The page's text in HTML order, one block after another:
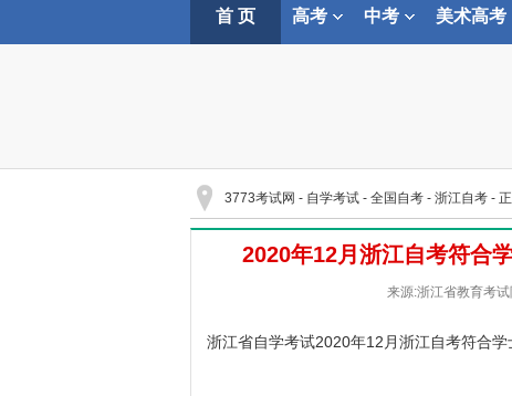
首 页 高考 中考 美术高考
3773考试网 - 自学考试 - 全国自考 - 浙江自考 -
2020年12月浙江自考符合
来源:浙江省教育考
浙江省自学考试2020年12月浙江自考符合